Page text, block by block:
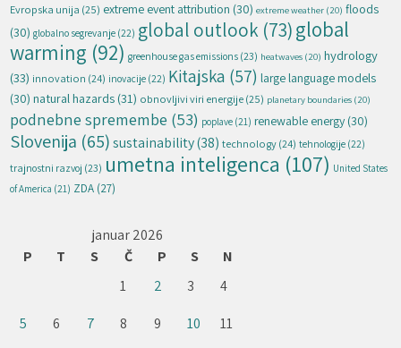
Evropska unija (25) extreme event attribution (30) extreme weather (20) floods
(30) globalno segrevanje (22) global outlook (73)global
warming (92) greenhouse gas emissions (23) heatwaves (20) hydrology
(33) innovation (24) inovacije (22) Kitajska (57) large language models
(30) natural hazards (31) obnovljivi viri energije(25) planetary boundaries (20)
podnebne spremembe (53) poplave (21) renewable energy (30)
Slovenija (65) sustainability(38) technology(24) tehnologije (22)
trajnostni razvoj (23) umetna inteligenca (107) United States
of America (21) ZDA (27)
januar 2026
P
T S Č P S
N
1
2 3
4
5
6 7 8 9 10
11